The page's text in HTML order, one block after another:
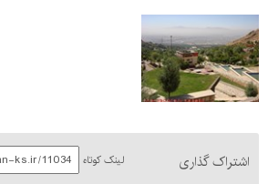
اشتراک گذاری لینک کوتاه